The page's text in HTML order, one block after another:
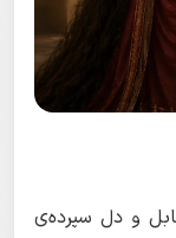
و دل سپرده‌ی